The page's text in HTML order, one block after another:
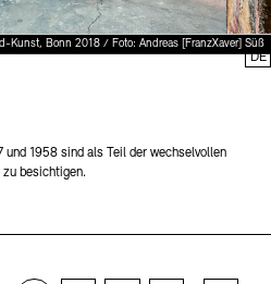
Kunst, Bonn 2018 / Foto: Andreas [FranzXaver] Süß
und 1958 sind als Teil der wechselvollen
zu besichtigen.
DE